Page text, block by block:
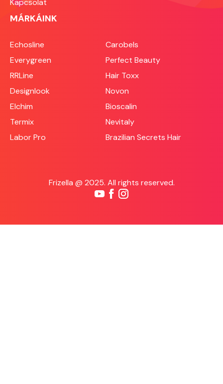
Tekintsd ellenőrzőlistának, amelyet
érdemes a nyitás előtt, de a már
működő szalonban is rendszeresen
MÁRKÁINK
Echosline
Everygreen
RRLine
Designlook
Elchim
Termix
Labor Pro
Carobels
Perfect Beauty
Hair Toxx
Novon
Bioscalin
Nevitaly
Brazilian Secrets Hair
Frizella @ 2025. All rights reserved.